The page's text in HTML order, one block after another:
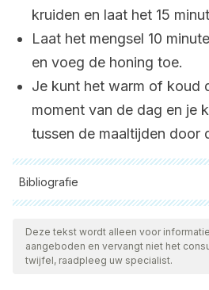
kruiden en laat het 15
Laat het mengsel 10
en voeg de honing toe.
Je kunt het warm of koud
moment van de dag en je
tussen de maaltijden door
Bibliografie
Alle aangehaalde bronnen zijn
ons team om hun kwaliteit,
geldigheid te waarborgen. De
Deze tekst wordt alleen voor
aangeboden en vervangt niet het
twijfel, raadpleeg uw specialist.